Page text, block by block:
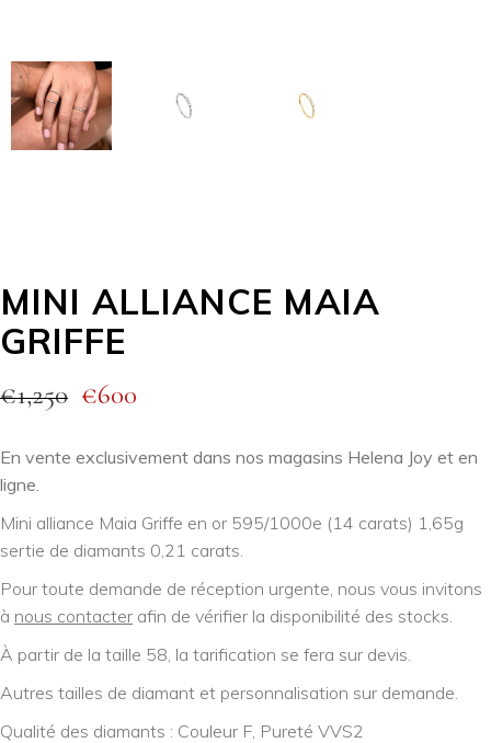
MINI ALLIANCE MAIA
GRIFFE
€1,250 €600
En vente exclusivement dans nos magasins Helena Joy et en
ligne.
Mini alliance Maia Griffe en or 595/1000e (14 carats) 1,65g
sertie de diamants 0,21 carats.
Pour toute demande de réception urgente, nous vous invitons
à nous contacter afin de vérifier la disponibilité des stocks.
À partir de la taille 58, la tarification se fera sur devis.
Autres tailles de diamant et personnalisation sur demande.
Qualité des diamants : Couleur F, Pureté VVS2